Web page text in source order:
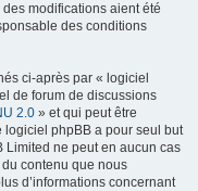
modifications aient été
des conditions
ci-après par « logiciel
de forum de discussions
2.0 » et qui peut être
logiciel phpBB a pour seul but
Limited ne peut en aucun cas
contenu que nous
d’informations concernant